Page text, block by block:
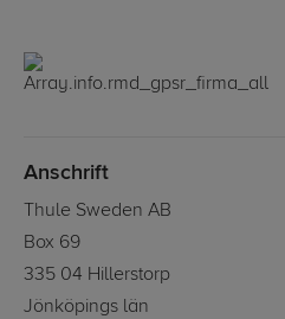
Anschrift
Thule Sweden AB
Box 69
335 04 Hillerstorp
Jönköpings län